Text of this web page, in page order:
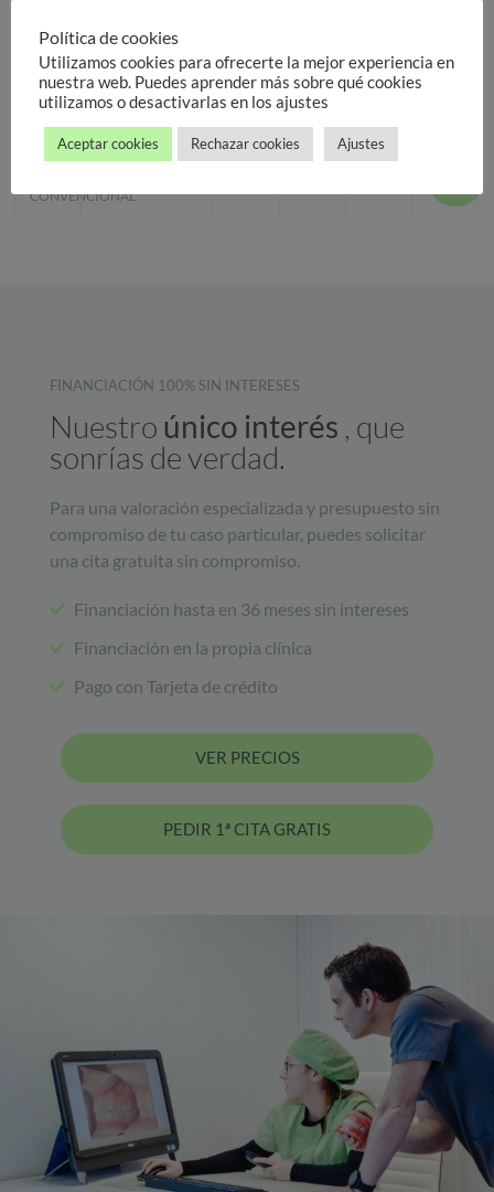
Desviación línea media superior tratado con implantes y
CONVENCIONAL
FINANCIACIÓN 100% SIN INTERESES
Nuestro único interés , que
sonrías de verdad.
Para una valoración especializada y presupuesto sin
compromiso de tu caso particular, puedes solicitar
una cita gratuita sin compromiso.
Financiación hasta en 36 meses sin intereses
Financiación en la propia clínica
Pago con Tarjeta de crédito
VER PRECIOS
PEDIR 1ª CITA GRATIS
Política de cookies
Utilizamos cookies para ofrecerte la mejor experiencia en
nuestra web. Puedes aprender más sobre qué cookies
utilizamos o desactivarlas en los ajustes
Aceptar cookies Rechazar cookies Ajustes